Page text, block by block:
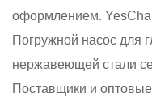
оформлением.
Погружной насос для
нержавеющей стали
Поставщики и